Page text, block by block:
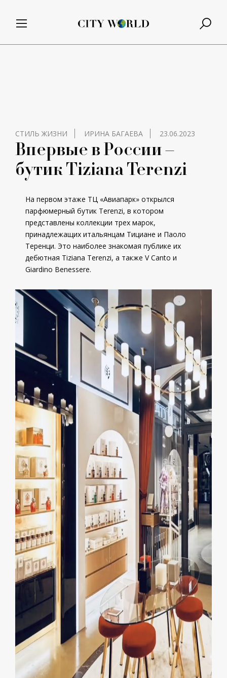
СТИЛЬ ЖИЗНИ ИРИНА БАГАЕВА 23.06.2023
Впервые в России –
бутик Tiziana Terenzi
На первом этаже ТЦ «Авиапарк» открылся
парфюмерный бутик Terenzi, в котором
представлены коллекции трех марок,
принадлежащих итальянцам Тициане и Паоло
Теренци. Это наиболее знакомая публике их
дебютная Tiziana Terenzi, а также V Canto и
Giardino Benessere.